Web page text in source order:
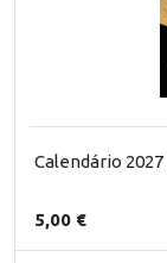
Calendário
5,00 €